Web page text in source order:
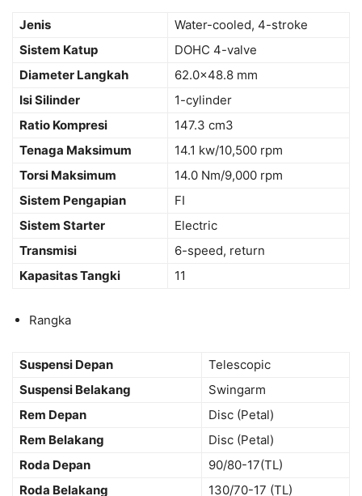
Jenis
Water-cooled, 4-stroke
Sistem Katup
DOHC 4-valve
Diameter Langkah
62.0×48.8 mm
Isi Silinder
1-cylinder
Ratio Kompresi
147.3 cm3
Tenaga Maksimum
14.1 kw/10,500 rpm
Torsi Maksimum
14.0 Nm/9,000 rpm
Sistem Pengapian
FI
Sistem Starter
Electric
Transmisi
6-speed, return
Kapasitas Tangki
11
Rangka
Suspensi Depan
Telescopic
Suspensi Belakang
Swingarm
Rem Depan
Disc (Petal)
Rem Belakang
Disc (Petal)
Roda Depan
90/80-17(TL)
Roda Belakang
130/70-17 (TL)